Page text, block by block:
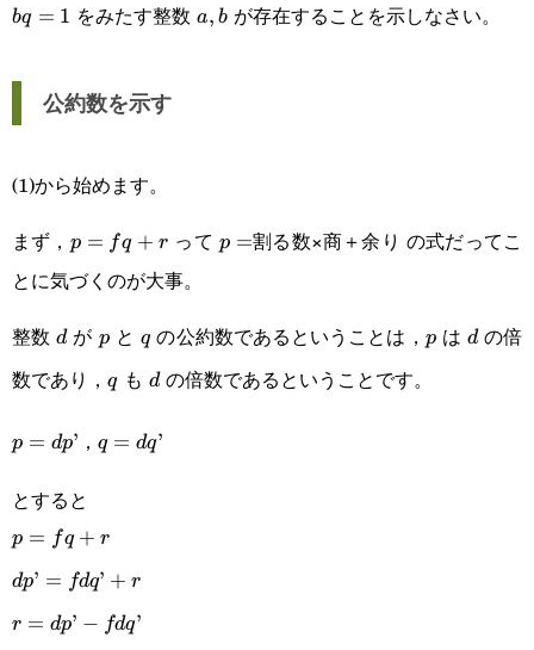
bq = 1 をみたす整数a,b
a, b が存在することを示しなさい。
公約数を示す
(1)から始めます。
まず， p=fq+r
p = fq + r ってp=
p =割る数×商＋余り の式だってこ
とに気づくのが大事。
整数d
dが p
pと q
qの公約数であるということは， p
pは d
dの倍
数であり， q
qも d
dの倍数であるということです。
p=dp’
p = dp’ ， q=dq’
q = dq’
とすると
p=fq+r
p = fq + r
dp’=fdq’+r
dp’ = fdq’ + r
r=dp’-
r = dp’ − fdq’